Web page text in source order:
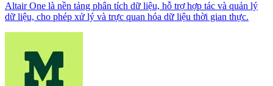
Altair One là nền tảng phân tích dữ liệu, hỗ trợ hợp tác và quản lý
dữ liệu, cho phép xử lý và trực quan hóa dữ liệu thời gian thực.